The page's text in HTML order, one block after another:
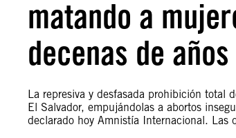
matando a
decenas de
La represiva y desfasada prohibición total
El Salvador, empujándolas a abortos
declarado hoy Amnistía Internacional. Las